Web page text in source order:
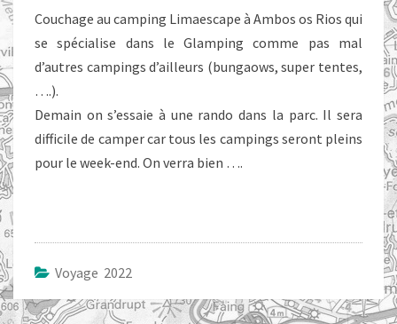
Couchage au camping Limaescape à Ambos os Rios qui
se spécialise dans le Glamping comme pas mal
d’autres campings d’ailleurs (bungaows, super tentes,
….).
Demain on s’essaie à une rando dans la parc. Il sera
difficile de camper car tous les campings seront pleins
pour le week-end. On verra bien ….
Voyage 2022